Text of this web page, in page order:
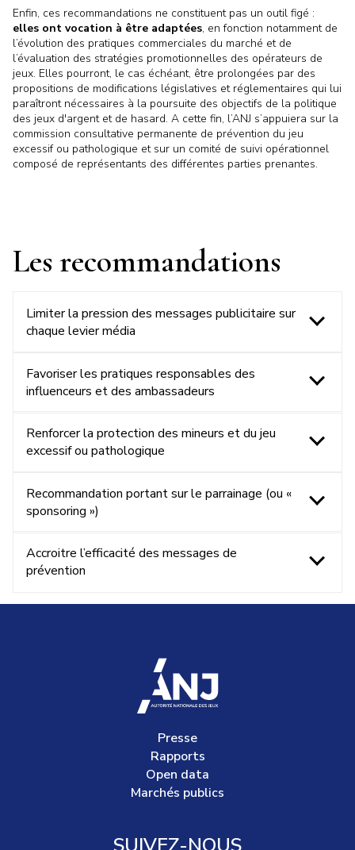
Enfin, ces recommandations ne constituent pas un outil figé :
elles ont vocation à être adaptées, en fonction notamment de
l’évolution des pratiques commerciales du marché et de
l’évaluation des stratégies promotionnelles des opérateurs de
jeux. Elles pourront, le cas échéant, être prolongées par des
propositions de modifications législatives et réglementaires qui lui
paraîtront nécessaires à la poursuite des objectifs de la politique
des jeux d'argent et de hasard. A cette fin, l’ANJ s’appuiera sur la
commission consultative permanente de prévention du jeu
excessif ou pathologique et sur un comité de suivi opérationnel
composé de représentants des différentes parties prenantes.
Les recommandations
Limiter la pression des messages publicitaire sur
chaque levier média
Favoriser les pratiques responsables des
influenceurs et des ambassadeurs
Renforcer la protection des mineurs et du jeu
excessif ou pathologique
Recommandation portant sur le parrainage (ou «
sponsoring »)
Accroitre l’efficacité des messages de
prévention
accueil
Presse
Rapports
Open data
Marchés publics